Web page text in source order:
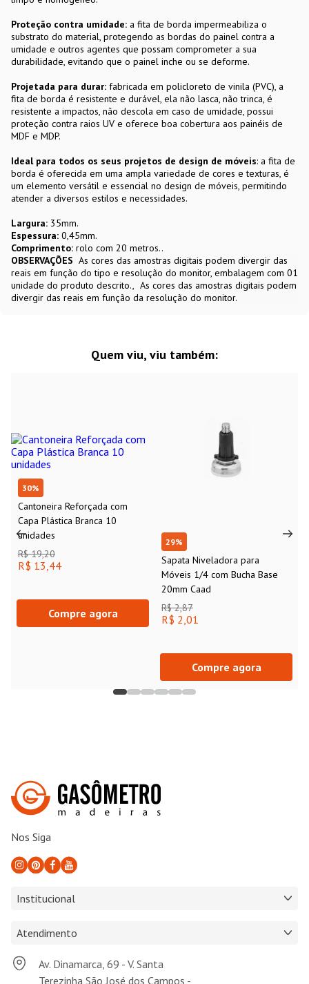
Proteção contra umidade: a fita de borda impermeabiliza o
substrato do material, protegendo as bordas do painel contra a
umidade e outros agentes que possam comprometer a sua
durabilidade, evitando que o painel inche ou se deforme.
Projetada para durar: fabricada em policloreto de vinila (PVC), a
fita de borda é resistente e durável, ela não lasca, não trinca, é
resistente a impactos, não descola em caso de umidade, possui
proteção contra raios UV e oferece boa cobertura aos painéis de
MDF e MDP.
Ideal para todos os seus projetos de design de móveis: a fita de
borda é oferecida em uma ampla variedade de cores e texturas, é
um elemento versátil e essencial no design de móveis, permitindo
atender a diversos estilos e necessidades.
Largura: 35mm.
Espessura: 0,45mm.
Comprimento: rolo com 20 metros..
OBSERVAÇÕES As cores das amostras digitais podem divergir das
reais em função do tipo e resolução do monitor, embalagem com 01
unidade do produto descrito.
As cores das amostras digitais podem
divergir das reais em função da resolução do monitor.
Quem viu, viu também:
30%
Cantoneira Reforçada com
Capa Plástica Branca 10
unidades
R$ 19,20
R$ 13,44
Compre agora
29%
Sapata Niveladora para
Móveis 1/4 com Bucha Base
20mm Caad
R$ 2,87
R$ 2,01
Compre agora
Nos Siga
Institucional
Atendimento
Av. Dinamarca, 69 - V. Santa
Terezinha São José dos Campos -